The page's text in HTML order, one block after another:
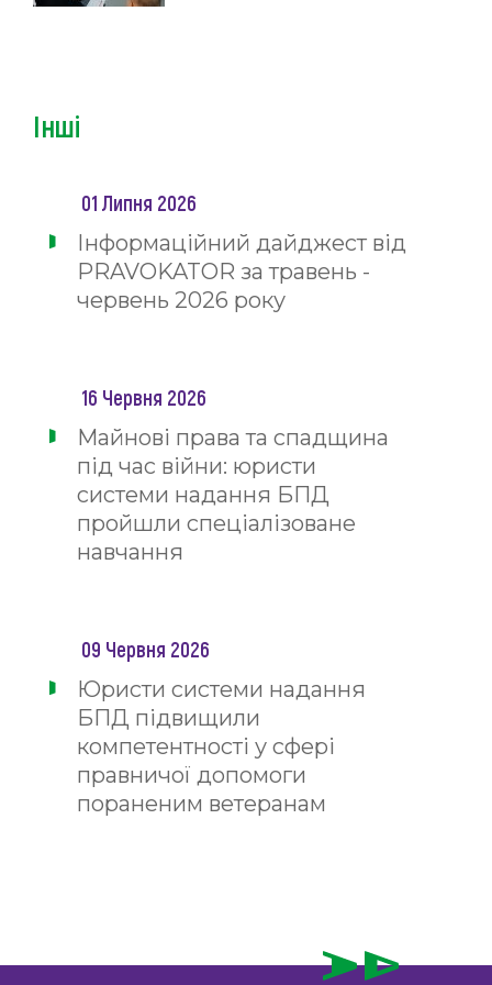
Інші
01 Липня 2026
Інформаційний дайджест від
PRAVOKATOR за травень -
червень 2026 року
16 Червня 2026
Майнові права та спадщина
під час війни: юристи
системи надання БПД
пройшли спеціалізоване
навчання
09 Червня 2026
Юристи системи надання
БПД підвищили
компетентності у сфері
правничої допомоги
пораненим ветеранам